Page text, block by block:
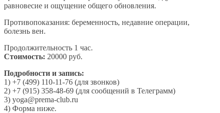
равновесие и ощущение общего обновления.
Противопоказания: беременность, недавние операции,
болезнь вен.
Продолжительность 1 час.
Стоимость: 20000 руб.
Подробности и запись:
1) +7 (499) 110-11-76 (для звонков)
2) +7 (915) 358-48-69 (для сообщений в Телеграмм)
3) yoga@prema-club.ru
4) Форма ниже.